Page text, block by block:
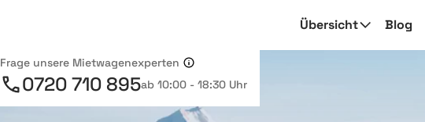
Übersicht Blog
Frage unsere Mietwagenexperten
0720 710 895ab 10:00 - 18:30 Uhr